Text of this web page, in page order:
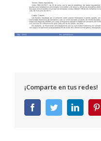
¡Comparte en tus redes!
FacebookTwitter